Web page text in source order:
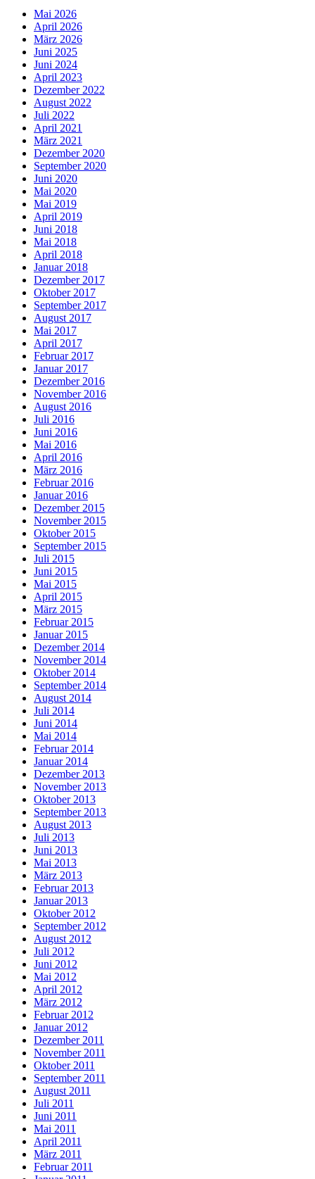
Mai 2026
April 2026
März 2026
Juni 2025
Juni 2024
April 2023
Dezember 2022
August 2022
Juli 2022
April 2021
März 2021
Dezember 2020
September 2020
Juni 2020
Mai 2020
Mai 2019
April 2019
Juni 2018
Mai 2018
April 2018
Januar 2018
Dezember 2017
Oktober 2017
September 2017
August 2017
Mai 2017
April 2017
Februar 2017
Januar 2017
Dezember 2016
November 2016
August 2016
Juli 2016
Juni 2016
Mai 2016
April 2016
März 2016
Februar 2016
Januar 2016
Dezember 2015
November 2015
Oktober 2015
September 2015
Juli 2015
Juni 2015
Mai 2015
April 2015
März 2015
Februar 2015
Januar 2015
Dezember 2014
November 2014
Oktober 2014
September 2014
August 2014
Juli 2014
Juni 2014
Mai 2014
Februar 2014
Januar 2014
Dezember 2013
November 2013
Oktober 2013
September 2013
August 2013
Juli 2013
Juni 2013
Mai 2013
März 2013
Februar 2013
Januar 2013
Oktober 2012
September 2012
August 2012
Juli 2012
Juni 2012
Mai 2012
April 2012
März 2012
Februar 2012
Januar 2012
Dezember 2011
November 2011
Oktober 2011
September 2011
August 2011
Juli 2011
Juni 2011
Mai 2011
April 2011
März 2011
Februar 2011